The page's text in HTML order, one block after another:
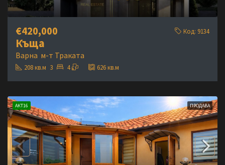
€420,000 Код: 9134
Къща
Варна м-т Траката
208 кв.м 3 4 626 кв.м
ПРОДАВА
АКТ16